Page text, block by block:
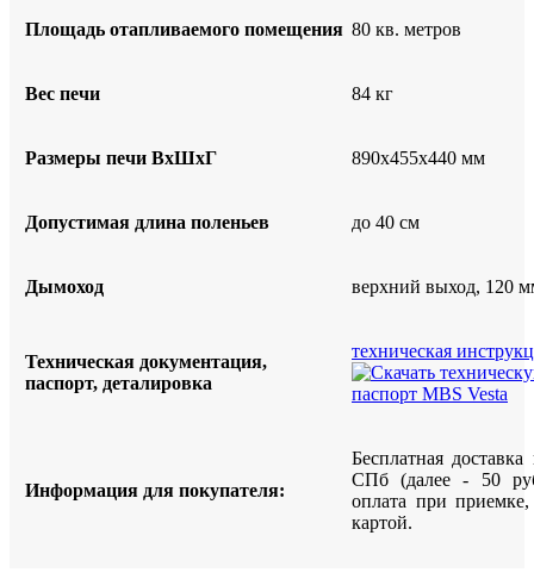
Площадь отапливаемого помещения 80 кв. метров
Вес печи 84 кг
Размеры печи ВхШхГ 890х455х440 мм
Допустимая длина поленьев до 40 см
Дымоход верхний выход, 120
Техническая документация,
паспорт, деталировка
техническая
Информация для покупателя:
Бесплатная
СПб (далее - 50
оплата при
картой.